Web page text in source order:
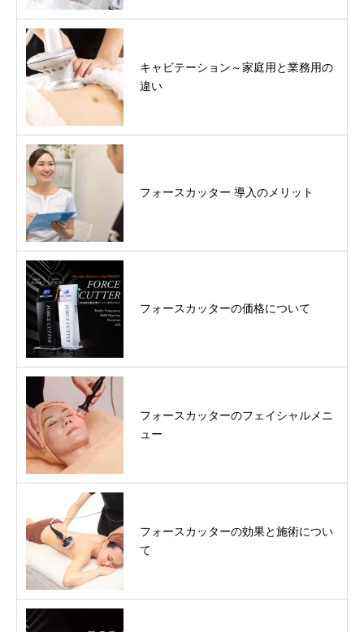
キャビテーション～家庭用と業務用の
違い
フォースカッター 導入のメリット
フォースカッターの価格について
フォースカッターのフェイシャルメニ
ュー
フォースカッターの効果と施術につい
て